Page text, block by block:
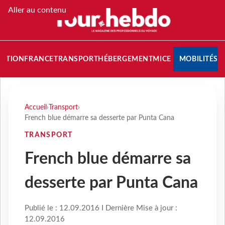
Aller au contenu
FRANCETRANSPORT HÉBERGEMENTMICE MOBILITÉS
Accueil › Transport›
French blue démarre sa desserte par Punta Cana
TRANSPORT
French blue démarre sa
desserte par Punta Cana
Publié le : 12.09.2016 I Dernière Mise à jour :
12.09.2016